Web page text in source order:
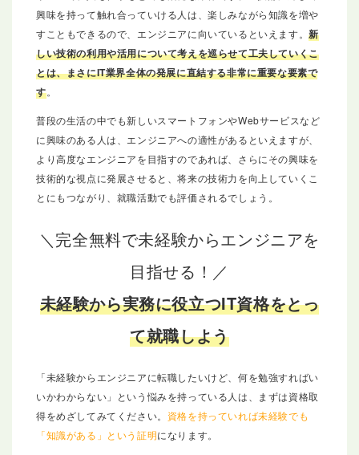
興味を持って触れ合っていける人は、楽しみながら知識を増や
すこともできるので、エンジニアに向いているといえます。新
しい技術の利用や活用について考えを巡らせて工夫していくこ
とは、まさにIT業界全体の発展に直結する非常に重要な要素で
す。
普段の生活の中でも新しいスマートフォンやWebサービスなど
に興味のある人は、エンジニアへの適性があるといえますが、
より高度なエンジニアを目指すのであれば、さらにその興味を
技術的な視点に発展させると、将来の技術力を向上していくこ
とにもつながり、就職活動でも評価されるでしょう。
＼完全無料で未経験からエンジニアを
目指せる！／
未経験から実務に役立つIT資格をとっ
て就職しよう
「未経験からエンジニアに転職したいけど、何を勉強すればい
いかわからない」という悩みを持っている人は、まずは資格取
得をめざしてみてください。 資格を持っていれば未経験でも
「知識がある」という証明になります。